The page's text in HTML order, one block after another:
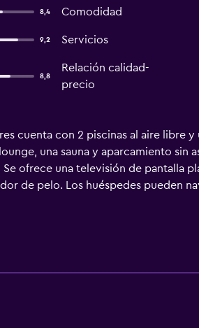
8,4 Comodidad
9,2 Servicios
8,8
Relación calidad-
precio
cuenta con 2 piscinas al aire libre
una sauna y aparcamiento sin
ofrece una televisión de pantalla
de pelo. Los huéspedes pueden
los días. En el alojamiento hay 2
incluyen sauna y gimnasio.